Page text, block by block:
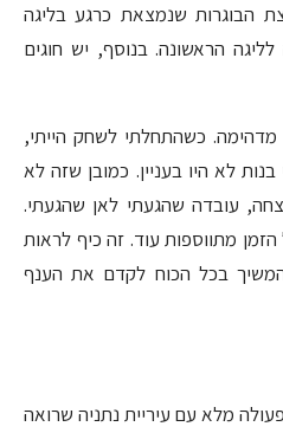
הבוגרות שנמצאת כרגע בליגה
הראשונה. בנוסף, יש חוגים
מדהימה. כשהתחלתי לשחק הייתי,
לא היו בעניין. כמובן שזה לא
עובדה שהגעתי לאן שהגעתי.
מתווספות עוד. זה כיף לראות
בכל הכוח לקדם את הענף
מלא עם עיריית נתניה שרואה